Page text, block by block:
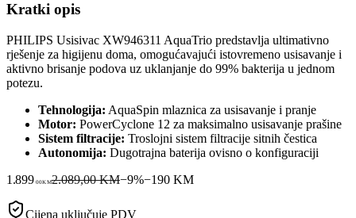
Kratki opis
PHILIPS Usisivac XW946311 AquaTrio predstavlja ultimativno
rješenje za higijenu doma, omogućavajući istovremeno usisavanje i
aktivno brisanje podova uz uklanjanje do 99% bakterija u jednom
potezu.
Tehnologija: AquaSpin mlaznica za usisavanje i pranje
Motor: PowerCyclone 12 za maksimalno usisavanje prašine
Sistem filtracije: Troslojni sistem filtracije sitnih čestica
Autonomija: Dugotrajna baterija ovisno o konfiguraciji
1.899 00KM2.089,00 KM−9%−190KM
Cijena uključuje PDV